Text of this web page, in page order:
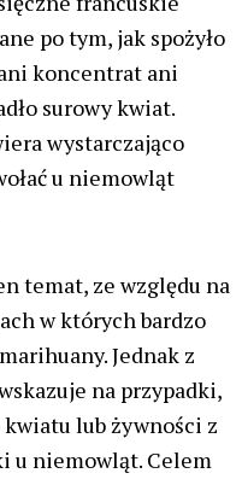
po tym, jak spożyło
koncentrat ani
surowy kwiat.
wystarczająco
u niemowląt
temat, ze względu na
w których bardzo
Jednak z
na przypadki,
lub żywności z
u niemowląt. Celem